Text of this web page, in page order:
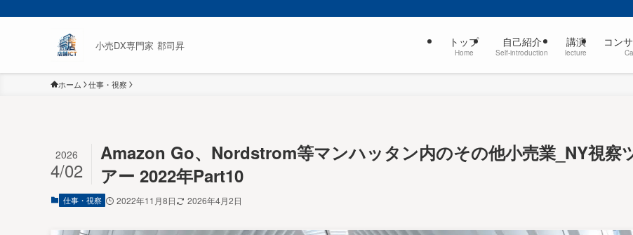
小売DX専門家 郡司昇 トップ
Home
自己紹介
Self-introduction
講演
lecture
コン
ホーム 仕事・視察
Amazon Go、Nordstrom等マンハッタン内のその他小売業_NY視察
アー 2022年Part10
2026
4/02
仕事・視察 2022年11月8日 2026年4月2日